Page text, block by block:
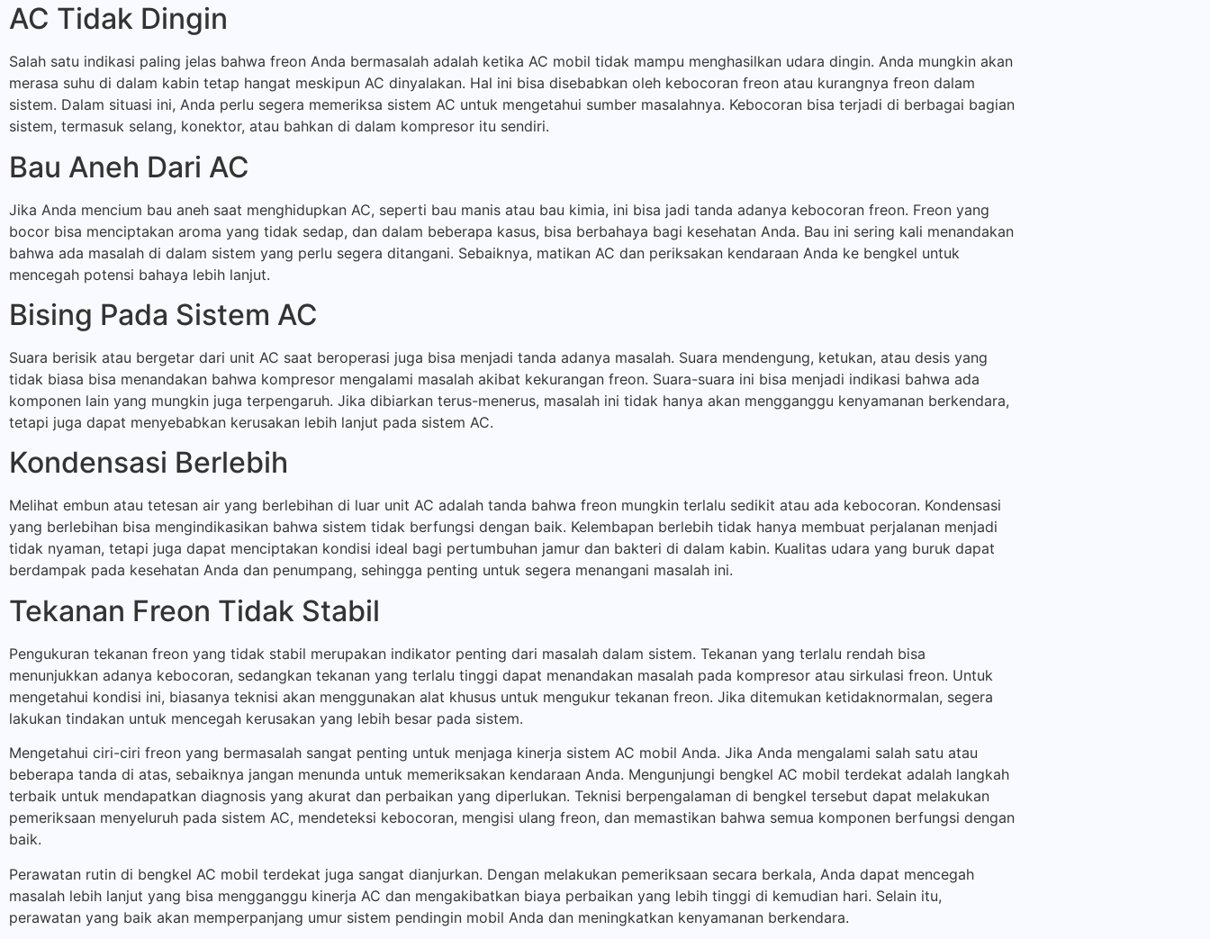
AC Tidak Dingin
Salah satu indikasi paling jelas bahwa freon Anda bermasalah adalah ketika AC mobil tidak mampu menghasilkan udara dingin. Anda mungkin akan
merasa suhu di dalam kabin tetap hangat meskipun AC dinyalakan. Hal ini bisa disebabkan oleh kebocoran freon atau kurangnya freon dalam
sistem. Dalam situasi ini, Anda perlu segera memeriksa sistem AC untuk mengetahui sumber masalahnya. Kebocoran bisa terjadi di berbagai bagian
sistem, termasuk selang, konektor, atau bahkan di dalam kompresor itu sendiri.
Bau Aneh Dari AC
Jika Anda mencium bau aneh saat menghidupkan AC, seperti bau manis atau bau kimia, ini bisa jadi tanda adanya kebocoran freon. Freon yang
bocor bisa menciptakan aroma yang tidak sedap, dan dalam beberapa kasus, bisa berbahaya bagi kesehatan Anda. Bau ini sering kali menandakan
bahwa ada masalah di dalam sistem yang perlu segera ditangani. Sebaiknya, matikan AC dan periksakan kendaraan Anda ke bengkel untuk
mencegah potensi bahaya lebih lanjut.
Bising Pada Sistem AC
Suara berisik atau bergetar dari unit AC saat beroperasi juga bisa menjadi tanda adanya masalah. Suara mendengung, ketukan, atau desis yang
tidak biasa bisa menandakan bahwa kompresor mengalami masalah akibat kekurangan freon. Suara-suara ini bisa menjadi indikasi bahwa ada
komponen lain yang mungkin juga terpengaruh. Jika dibiarkan terus-menerus, masalah ini tidak hanya akan mengganggu kenyamanan berkendara,
tetapi juga dapat menyebabkan kerusakan lebih lanjut pada sistem AC.
Kondensasi Berlebih
Melihat embun atau tetesan air yang berlebihan di luar unit AC adalah tanda bahwa freon mungkin terlalu sedikit atau ada kebocoran. Kondensasi
yang berlebihan bisa mengindikasikan bahwa sistem tidak berfungsi dengan baik. Kelembapan berlebih tidak hanya membuat perjalanan menjadi
tidak nyaman, tetapi juga dapat menciptakan kondisi ideal bagi pertumbuhan jamur dan bakteri di dalam kabin. Kualitas udara yang buruk dapat
berdampak pada kesehatan Anda dan penumpang, sehingga penting untuk segera menangani masalah ini.
Tekanan Freon Tidak Stabil
Pengukuran tekanan freon yang tidak stabil merupakan indikator penting dari masalah dalam sistem. Tekanan yang terlalu rendah bisa
menunjukkan adanya kebocoran, sedangkan tekanan yang terlalu tinggi dapat menandakan masalah pada kompresor atau sirkulasi freon. Untuk
mengetahui kondisi ini, biasanya teknisi akan menggunakan alat khusus untuk mengukur tekanan freon. Jika ditemukan ketidaknormalan, segera
lakukan tindakan untuk mencegah kerusakan yang lebih besar pada sistem.
Mengetahui ciri-ciri freon yang bermasalah sangat penting untuk menjaga kinerja sistem AC mobil Anda. Jika Anda mengalami salah satu atau
beberapa tanda di atas, sebaiknya jangan menunda untuk memeriksakan kendaraan Anda. Mengunjungi bengkel AC mobil terdekat adalah langkah
terbaik untuk mendapatkan diagnosis yang akurat dan perbaikan yang diperlukan. Teknisi berpengalaman di bengkel tersebut dapat melakukan
pemeriksaan menyeluruh pada sistem AC, mendeteksi kebocoran, mengisi ulang freon, dan memastikan bahwa semua komponen berfungsi dengan
baik.
Perawatan rutin di bengkel AC mobil terdekat juga sangat dianjurkan. Dengan melakukan pemeriksaan secara berkala, Anda dapat mencegah
masalah lebih lanjut yang bisa mengganggu kinerja AC dan mengakibatkan biaya perbaikan yang lebih tinggi di kemudian hari. Selain itu,
perawatan yang baik akan memperpanjang umur sistem pendingin mobil Anda dan meningkatkan kenyamanan berkendara.